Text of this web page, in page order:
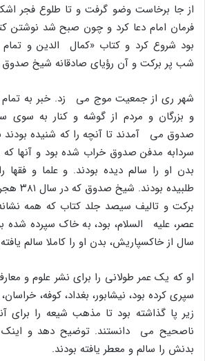
از جا برخاست وضو گرفت و تا طلوع فجر
فرمان امام دعا کرد و چون صبح شد نوشتن
بود شروع کرد و کتاب «کمال الدین و
شب پر برکت و آن رؤیاى صادقانه شیخ صدوق
شهر رى از جمعیت موج مى زد. خبر به تمام
و بزرگان و مردم از گوشه و کنار به سوى
صدوق مى آمدند تا آنچه را که شنیده
سردابه مدفن صدوق خراب شده بود و آنها که
بدن او را سالم دیده بودند. و علما و
طلبیده
برکت و تالیف سیصد جلد کتاب که همه
عصر، علیه السلام، بود، به خاک سپرده شده
سال از خاکسپاریش، بدن او را کاملا سالم
او که یک عمر طولانى را براى نشر علوم و
سپرى کرده بود، نیشابور، بغداد، کوفه، خراسان،
زیر پا گذاشته بود تا مذهب شیعه را براى
ناصحیح مى دانستند. توضیح دهد و
بدنش را سالم و معطر یافته بودند.